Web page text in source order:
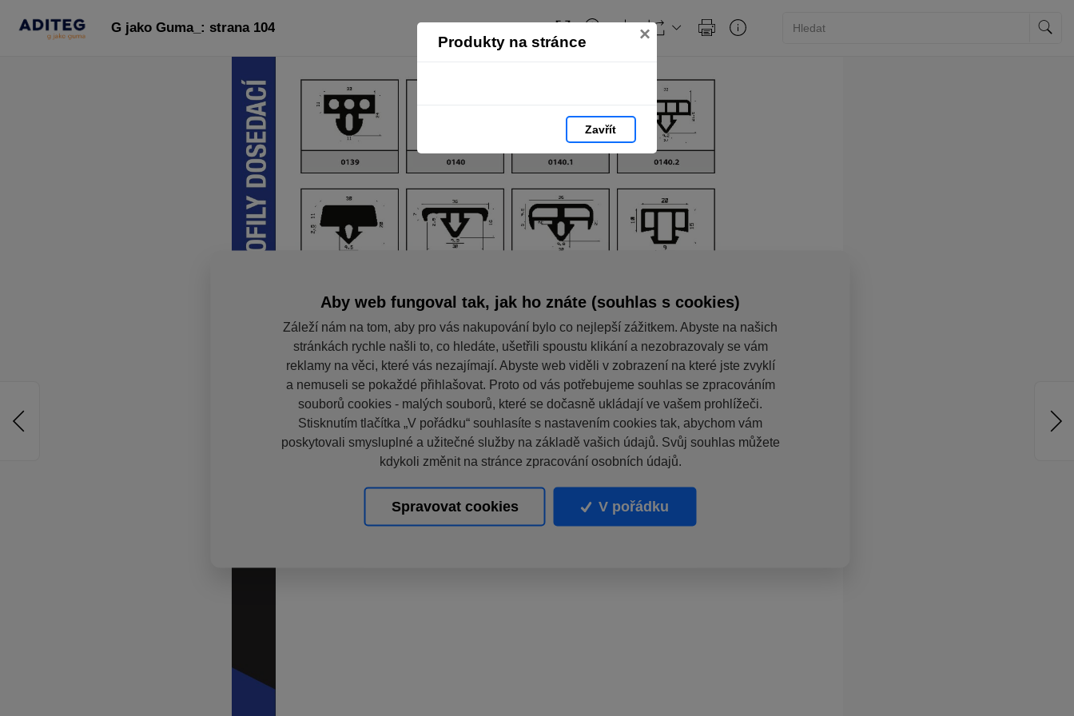
Produkty na stránce ×
Zavřít
G jako Guma_: strana 104
Aby web fungoval tak, jak ho znáte (souhlas s cookies)
Záleží nám na tom, aby pro vás nakupování bylo co nejlepší zážitkem. Abyste na našich
stránkách rychle našli to, co hledáte, ušetřili spoustu klikání a nezobrazovaly se vám
reklamy na věci, které vás nezajímají. Abyste web viděli v zobrazení na které jste zvyklí
a nemuseli se pokaždé přihlašovat. Proto od vás potřebujeme souhlas se zpracováním
souborů cookies - malých souborů, které se dočasně ukládají ve vašem prohlížeči.
Stisknutím tlačítka „V pořádku“ souhlasíte s nastavením cookies tak, abychom vám
poskytovali smysluplné a užitečné služby na základě vašich údajů. Svůj souhlas můžete
kdykoli změnit na stránce zpracování osobních údajů.
Spravovat cookies V pořádku